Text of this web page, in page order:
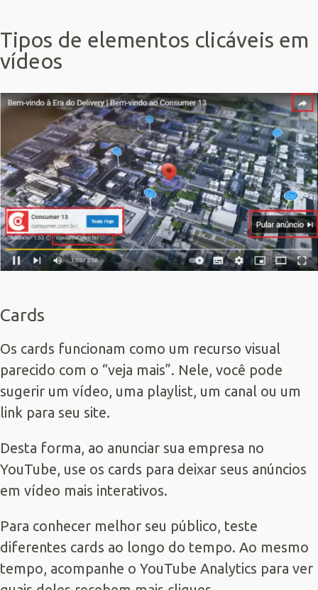
Tipos de elementos clicáveis em
vídeos
Cards
Os cards funcionam como um recurso visual
parecido com o “veja mais”. Nele, você pode
sugerir um vídeo, uma playlist, um canal ou um
link para seu site.
Desta forma, ao anunciar sua empresa no
YouTube, use os cards para deixar seus anúncios
em vídeo mais interativos.
Para conhecer melhor seu público, teste
diferentes cards ao longo do tempo. Ao mesmo
tempo, acompanhe o YouTube Analytics para ver